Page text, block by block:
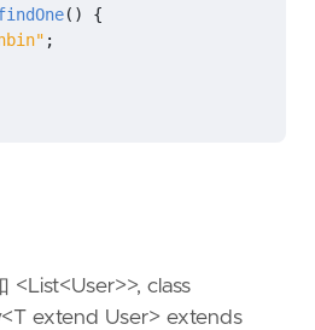
()
{
;
<List<User>>, class
extend User> extends